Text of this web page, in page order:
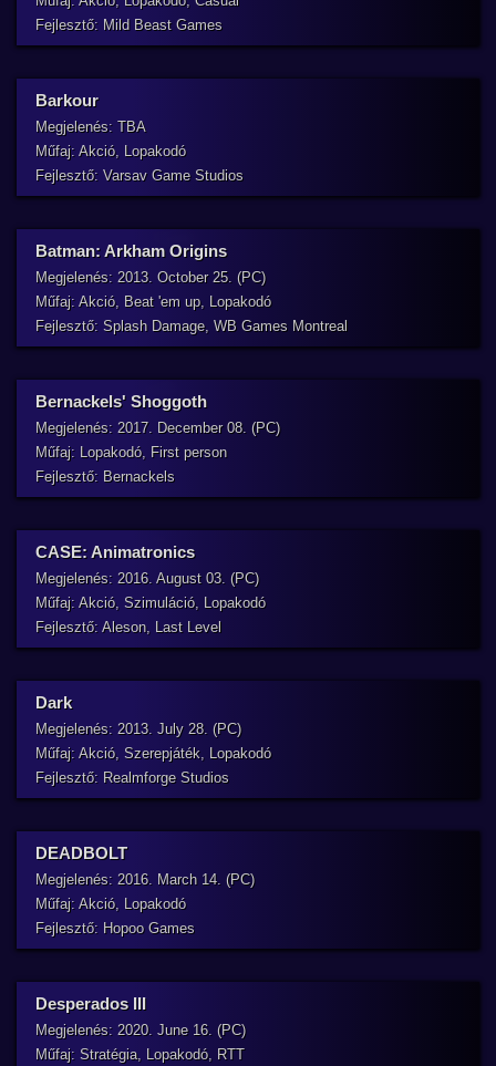
Fejlesztő: Mild Beast Games
Barkour
Megjelenés: TBA
Műfaj: Akció, Lopakodó
Fejlesztő: Varsav Game Studios
Batman: Arkham Origins
Megjelenés: 2013. October 25. (PC)
Műfaj: Akció, Beat 'em up, Lopakodó
Fejlesztő: Splash Damage, WB Games Montreal
Bernackels' Shoggoth
Megjelenés: 2017. December 08. (PC)
Műfaj: Lopakodó, First person
Fejlesztő: Bernackels
CASE: Animatronics
Megjelenés: 2016. August 03. (PC)
Műfaj: Akció, Szimuláció, Lopakodó
Fejlesztő: Aleson, Last Level
Dark
Megjelenés: 2013. July 28. (PC)
Műfaj: Akció, Szerepjáték, Lopakodó
Fejlesztő: Realmforge Studios
DEADBOLT
Megjelenés: 2016. March 14. (PC)
Műfaj: Akció, Lopakodó
Fejlesztő: Hopoo Games
Desperados III
Megjelenés: 2020. June 16. (PC)
Műfaj: Stratégia, Lopakodó, RTT